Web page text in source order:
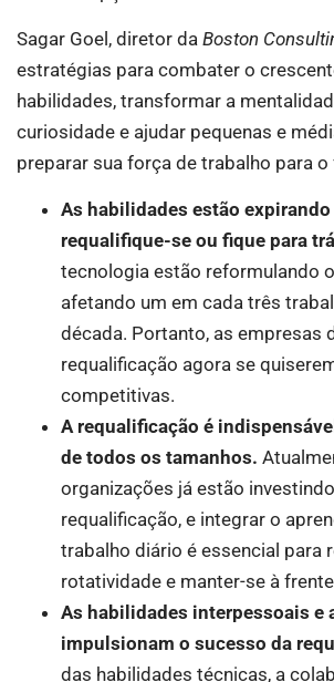
Sagar Goel, diretor da Boston
estratégias para combater o
habilidades, transformar a
curiosidade e ajudar pequenas e
preparar sua força de trabalho para o
As habilidades estão
requalifique-se ou fique para
tecnologia estão reformulando
afetando um em cada três
década. Portanto, as empresas
requalificação agora se
competitivas.
A requalificação é
de todos os tamanhos.
organizações já estão
requalificação, e integrar o
trabalho diário é essencial para
rotatividade e manter-se à
As habilidades interpessoais e
impulsionam o sucesso da
das habilidades técnicas, a